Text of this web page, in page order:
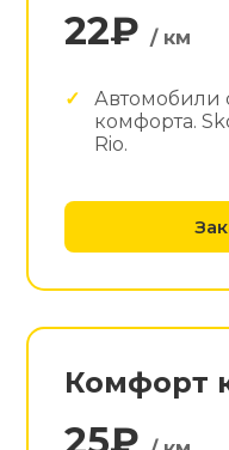
22₽/ км
Автомобили
комфорта.
Rio.
Комфорт